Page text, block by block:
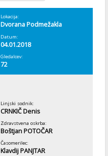
Lokacija:
Dvorana Podmežakla
Datum:
04.01.2018
Gledalcev:
72
Linjski sodnik:
CRNKIČ Denis
Zdravstvena oskrba:
Boštjan POTOČAR
Časomerilec:
Klavdij PANJTAR